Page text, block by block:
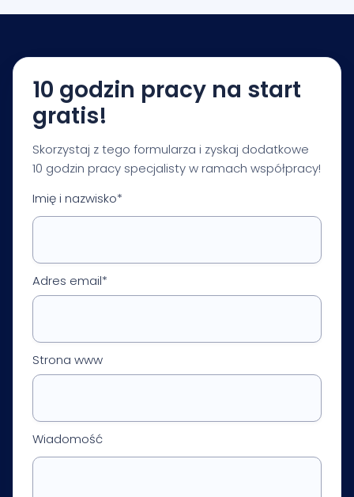
zadzwoń. Umówimy się na konsultację, podczas
proponowane działania.
10 godzin pracy na start
gratis!
Skorzystaj z tego formularza i zyskaj dodatkowe
10 godzin pracy specjalisty w ramach współpracy!
Imię i nazwisko*
Adres email*
Strona www
Wiadomość